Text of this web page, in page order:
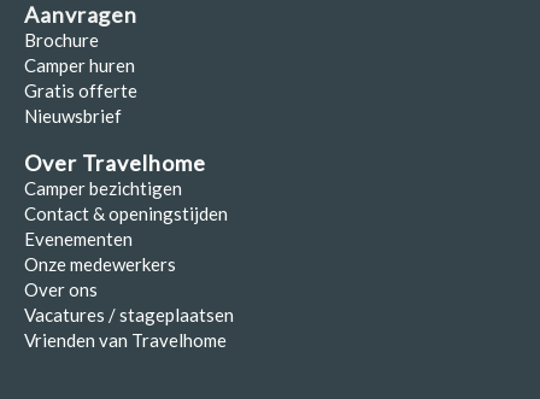
Aanvragen
Brochure
Camper huren
Gratis offerte
Nieuwsbrief
Over Travelhome
Camper bezichtigen
Contact & openingstijden
Evenementen
Onze medewerkers
Over ons
Vacatures / stageplaatsen
Vrienden van Travelhome